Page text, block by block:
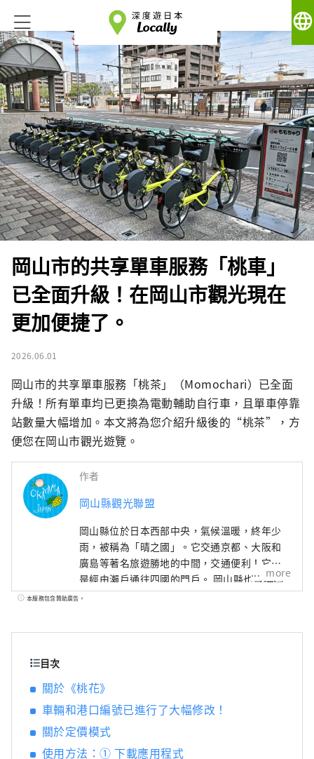
language
岡山市的共享單車服務「桃車」
已全面升級！在岡山市觀光現在
更加便捷了。
2026.06.01
岡山市的共享單車服務「桃茶」（Momochari）已全面
升級！所有單車均已更換為電動輔助自行車，且單車停靠
站數量大幅增加。本文將為您介紹升級後的“桃茶”，方
便您在岡山市觀光遊覽。
作者
岡山縣觀光聯盟
岡山縣位於日本西部中央，氣候溫暖​​，終年少
雨，被稱為「晴之國」。它交通京都、大阪和
廣島等著名旅遊勝地的中間，交通便利！它也
是經由瀨戶通往四國的門戶。 岡山縣也被稱為
“水果岡山”，在瀨戶內溫暖的氣候下，陽光
地區！
more
本服務包含贊助廣告。
目次
關於《桃花》
車輛和港口編號已進行了大幅修改！
關於定價模式
使用方法：① 下載應用程式